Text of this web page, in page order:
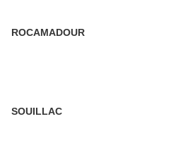
ROCAMADOUR
SOUILLAC